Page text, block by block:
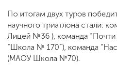
По итогам двух туров
научного триатлона стали:
Лицей №36 ), команда
“Школа № 170”), команда
(МАОУ Школа №70).